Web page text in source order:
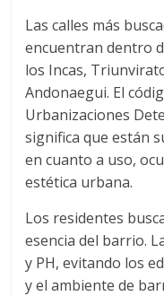
Las calles más
encuentran dentro
los Incas,
Andonaegui. El
Urbanizaciones
significa que están
en cuanto a uso,
estética urbana.
Los residentes
esencia del barrio.
y PH, evitando los
y el ambiente de